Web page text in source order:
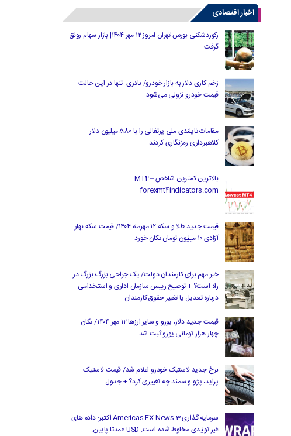
اخبار اقتصادی
رکوردشکنی بورس تهران امروز ۱۲ مهر ۱۴۰۴| بازار سهام رونق
گرفت
زخم کاری دلار به بازار خودرو/ نادری: تنها در این حالت
قیمت خودرو نزولی می‌شود
مقامات تایلندی ملی پرتغالی را با 580 میلیون دلار
کلاهبرداری رمزنگاری کردند
بالاترین کمترین شاخص MT4 –
forexmt4indicators.com
قیمت جدید طلا و سکه ۱۲ مهرماه ۱۴۰۴/ قیمت سکه بهار
آزادی ۱۰ میلیون تومان تکان خورد
خبر مهم برای کارمندان دولت/ یک جراحی بزرگ بزرگ در
راه است؟ + توضیح رییس سازمان اداری و استخدامی
درباره تعدیل یا تغییر حقوق کارمندان
قیمت جدید دلار، یورو و سایر ارزها ۱۲ مهر ۱۴۰۴/ تکان
چهار هزار تومانی یورو ثبت شد
نرخ جدید لاستیک خودرو اعلام شد/ قیمت لاستیک
پراید، پژو و سمند چه تغییری کرد؟ + جدول
سرمایه گذاری Americas FX News 3 اکتبر: داده های
غیر تولیدی مخلوط شده است. USD عمدتا پایین.